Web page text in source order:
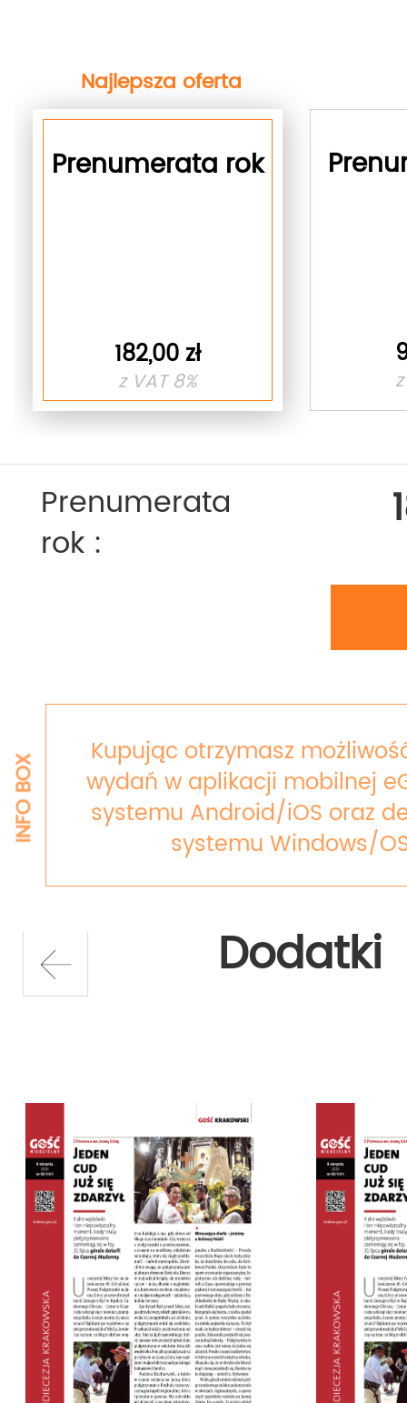
Najlepsza oferta
Prenumerata rok
182,00 zł
z VAT 8%
Prenumerata
rok :
INFO BOX
Kupując otrzymasz
wydań w aplikacji mobilnej
systemu Android/iOS oraz
systemu Windows/
Dodatki